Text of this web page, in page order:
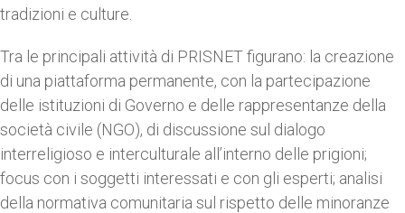
tradizioni e culture.
Tra le principali attività di PRISNET figurano: la creazione
di una piattaforma permanente, con la partecipazione
delle istituzioni di Governo e delle rappresentanze della
società civile (NGO), di discussione sul dialogo
interreligioso e interculturale all’interno delle prigioni;
focus con i soggetti interessati e con gli esperti; analisi
della normativa comunitaria sul rispetto delle minoranze